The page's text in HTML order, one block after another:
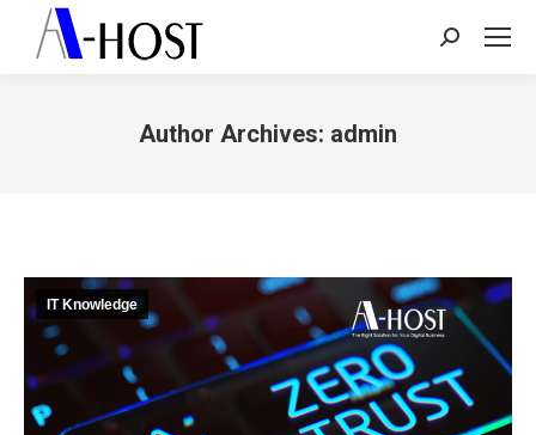
Search:
Author Archives: admin
IT Knowledge